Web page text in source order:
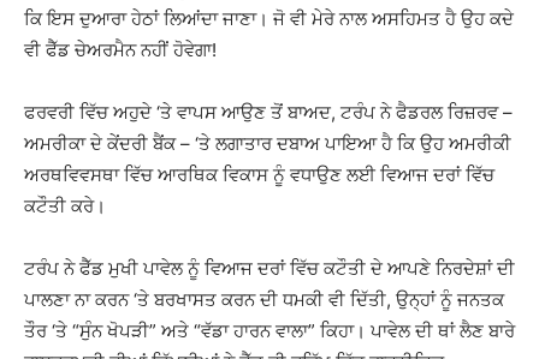
ਕਿ ਇਸ ਦੁਆਰਾ ਹੇਠਾਂ ਲਿਆਂਦਾ ਜਾਣਾ। ਜੋ ਵੀ ਮੇਰੇ ਨਾਲ ਅਸਹਿਮਤ ਹੈ ਉਹ ਕਦੇ
ਵੀ ਫੈੱਡ ਚੇਅਰਮੈਨ ਨਹੀਂ ਹੋਵੇਗਾ!
ਫਰਵਰੀ ਵਿੱਚ ਅਹੁਦੇ ‘ਤੇ ਵਾਪਸ ਆਉਣ ਤੋਂ ਬਾਅਦ, ਟਰੰਪ ਨੇ ਫੈਡਰਲ ਰਿਜ਼ਰਵ –
ਅਮਰੀਕਾ ਦੇ ਕੇਂਦਰੀ ਬੈਂਕ – ‘ਤੇ ਲਗਾਤਾਰ ਦਬਾਅ ਪਾਇਆ ਹੈ ਕਿ ਉਹ ਅਮਰੀਕੀ
ਅਰਥਵਿਵਸਥਾ ਵਿੱਚ ਆਰਥਿਕ ਵਿਕਾਸ ਨੂੰ ਵਧਾਉਣ ਲਈ ਵਿਆਜ ਦਰਾਂ ਵਿੱਚ
ਕਟੌਤੀ ਕਰੇ।
ਟਰੰਪ ਨੇ ਫੈੱਡ ਮੁਖੀ ਪਾਵੇਲ ਨੂੰ ਵਿਆਜ ਦਰਾਂ ਵਿੱਚ ਕਟੌਤੀ ਦੇ ਆਪਣੇ ਨਿਰਦੇਸ਼ਾਂ ਦੀ
ਪਾਲਣਾ ਨਾ ਕਰਨ ‘ਤੇ ਬਰਖਾਸਤ ਕਰਨ ਦੀ ਧਮਕੀ ਵੀ ਦਿੱਤੀ, ਉਨ੍ਹਾਂ ਨੂੰ ਜਨਤਕ
ਤੌਰ ‘ਤੇ “ਸੁੰਨ ਖੋਪੜੀ” ਅਤੇ “ਵੱਡਾ ਹਾਰਨ ਵਾਲਾ” ਕਿਹਾ। ਪਾਵੇਲ ਦੀ ਥਾਂ ਲੈਣ ਬਾਰੇ